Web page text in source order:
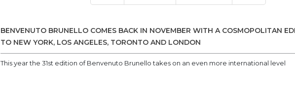
BENVENUTO BRUNELLO COMES BACK IN NOVEMBER WITH A COSMOPOLITAN
TO NEW YORK, LOS ANGELES, TORONTO AND LONDON
This year the 31st edition of Benvenuto Brunello takes on an even more international level